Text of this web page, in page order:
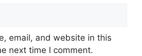
email, and website in this
next time I comment.